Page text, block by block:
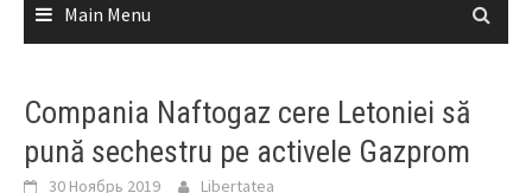
Main Menu
Compania Naftogaz cere Letoniei să
pună sechestru pe activele Gazprom
30 Ноябрь 2019 Libertatea